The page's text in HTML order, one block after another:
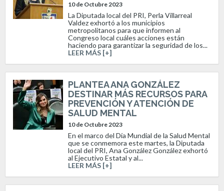
10 de Octubre 2023
La Diputada local del PRI, Perla Villarreal
Valdez exhortó a los municipios
metropolitanos para que informen al
Congreso local cuáles acciones están
haciendo para garantizar la seguridad de los...
LEER MÁS [+]
PLANTEA ANA GONZÁLEZ
DESTINAR MÁS RECURSOS PARA
PREVENCIÓN Y ATENCIÓN DE
SALUD MENTAL
10 de Octubre 2023
En el marco del Día Mundial de la Salud Mental
que se conmemora este martes, la Diputada
local del PRI, Ana González González exhortó
al Ejecutivo Estatal y al...
LEER MÁS [+]